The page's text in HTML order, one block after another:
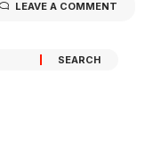
LEAVE A COMMENT